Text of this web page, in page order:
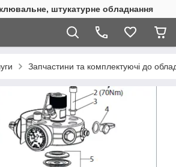
штукатурне обладнання
Запчастини та комплектуючі до